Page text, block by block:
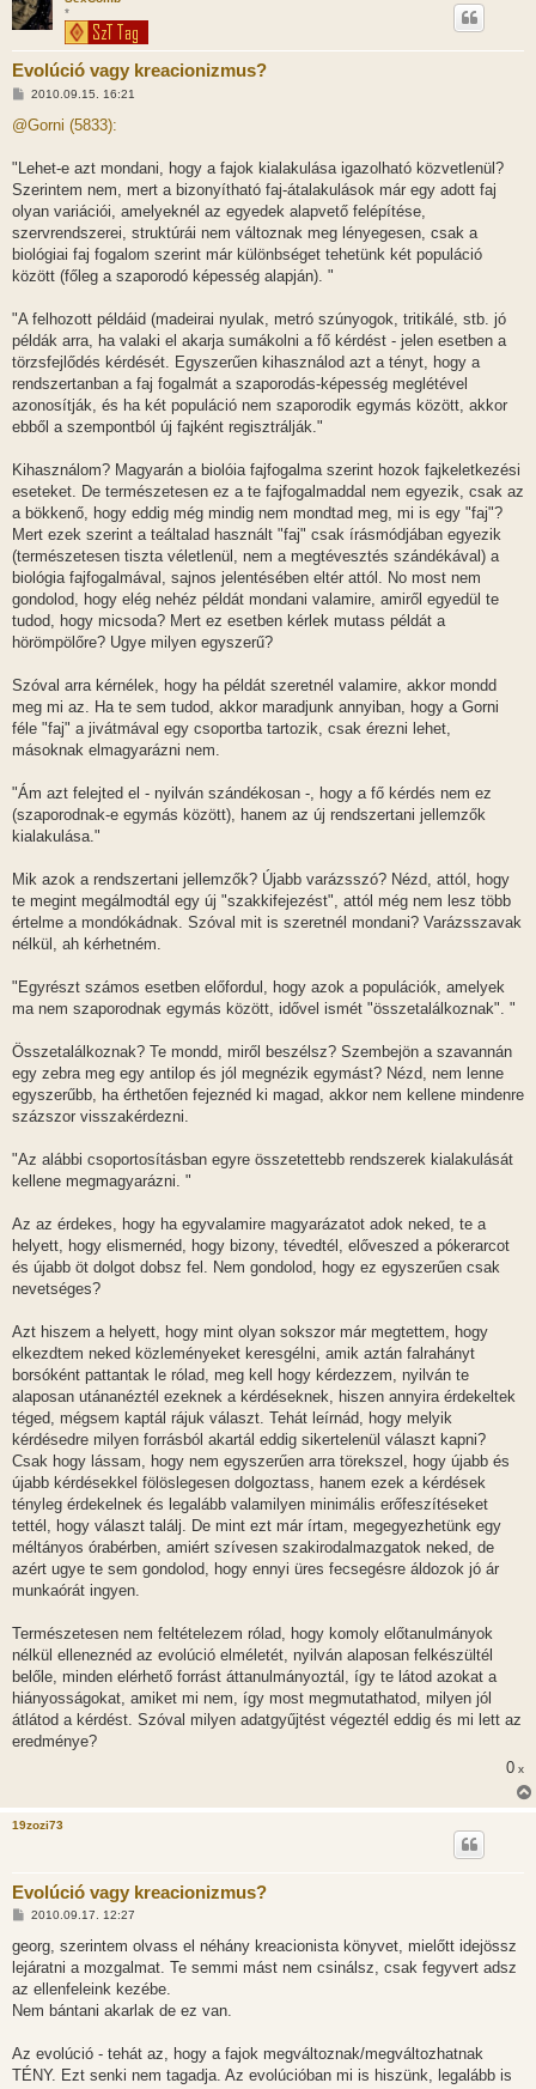
*
Evolúció vagy kreacionizmus?
H
z
s
ó
l
á
s
2010.09.15. 16:21
@Gorni (5833):
"Lehet-e azt mondani, hogy a fajok kialakulása igazolható közvetlenül?
Szerintem nem, mert a bizonyítható faj-átalakulások már egy adott faj
olyan variációi, amelyeknél az egyedek alapvető felépítése,
szervrendszerei, struktúrái nem változnak meg lényegesen, csak a
biológiai faj fogalom szerint már különbséget tehetünk két populáció
között (főleg a szaporodó képesség alapján). "
"A felhozott példáid (madeirai nyulak, metró szúnyogok, tritikálé, stb. jó
példák arra, ha valaki el akarja sumákolni a fő kérdést - jelen esetben a
törzsfejlődés kérdését. Egyszerűen kihasználod azt a tényt, hogy a
rendszertanban a faj fogalmát a szaporodás-képesség meglétével
azonosítják, és ha két populáció nem szaporodik egymás között, akkor
ebből a szempontból új fajként regisztrálják."
Kihasználom? Magyarán a biolóia fajfogalma szerint hozok fajkeletkezési
eseteket. De természetesen ez a te fajfogalmaddal nem egyezik, csak az
a bökkenő, hogy eddig még mindig nem mondtad meg, mi is egy "faj"?
Mert ezek szerint a teáltalad használt "faj" csak írásmódjában egyezik
(természetesen tiszta véletlenül, nem a megtévesztés szándékával) a
biológia fajfogalmával, sajnos jelentésében eltér attól. No most nem
gondolod, hogy elég nehéz példát mondani valamire, amiről egyedül te
tudod, hogy micsoda? Mert ez esetben kérlek mutass példát a
hörömpölőre? Ugye milyen egyszerű?
Szóval arra kérnélek, hogy ha példát szeretnél valamire, akkor mondd
meg mi az. Ha te sem tudod, akkor maradjunk annyiban, hogy a Gorni
féle "faj" a jivátmával egy csoportba tartozik, csak érezni lehet,
másoknak elmagyarázni nem.
"Ám azt felejted el - nyilván szándékosan -, hogy a fő kérdés nem ez
(szaporodnak-e egymás között), hanem az új rendszertani jellemzők
kialakulása."
Mik azok a rendszertani jellemzők? Újabb varázsszó? Nézd, attól, hogy
te megint megálmodtál egy új "szakkifejezést", attól még nem lesz több
értelme a mondókádnak. Szóval mit is szeretnél mondani? Varázsszavak
nélkül, ah kérhetném.
"Egyrészt számos esetben előfordul, hogy azok a populációk, amelyek
ma nem szaporodnak egymás között, idővel ismét "összetalálkoznak". "
Összetalálkoznak? Te mondd, miről beszélsz? Szembejön a szavannán
egy zebra meg egy antilop és jól megnézik egymást? Nézd, nem lenne
egyszerűbb, ha érthetően fejeznéd ki magad, akkor nem kellene mindenre
százszor visszakérdezni.
"Az alábbi csoportosításban egyre összetettebb rendszerek kialakulását
kellene megmagyarázni. "
Az az érdekes, hogy ha egyvalamire magyarázatot adok neked, te a
helyett, hogy elismernéd, hogy bizony, tévedtél, előveszed a pókerarcot
és újabb öt dolgot dobsz fel. Nem gondolod, hogy ez egyszerűen csak
nevetséges?
Azt hiszem a helyett, hogy mint olyan sokszor már megtettem, hogy
elkezdtem neked közleményeket keresgélni, amik aztán falrahányt
borsóként pattantak le rólad, meg kell hogy kérdezzem, nyilván te
alaposan utánanéztél ezeknek a kérdéseknek, hiszen annyira érdekeltek
téged, mégsem kaptál rájuk választ. Tehát leírnád, hogy melyik
kérdésedre milyen forrásból akartál eddig sikertelenül választ kapni?
Csak hogy lássam, hogy nem egyszerűen arra törekszel, hogy újabb és
újabb kérdésekkel fölöslegesen dolgoztass, hanem ezek a kérdések
tényleg érdekelnek és legalább valamilyen minimális erőfeszítéseket
tettél, hogy választ találj. De mint ezt már írtam, megegyezhetünk egy
méltányos órabérben, amiért szívesen szakirodalmazgatok neked, de
azért ugye te sem gondolod, hogy ennyi üres fecsegésre áldozok jó ár
munkaórát ingyen.
Természetesen nem feltételezem rólad, hogy komoly előtanulmányok
nélkül elleneznéd az evolúció elméletét, nyilván alaposan felkészültél
belőle, minden elérhető forrást áttanulmányoztál, így te látod azokat a
hiányosságokat, amiket mi nem, így most megmutathatod, milyen jól
átlátod a kérdést. Szóval milyen adatgyűjtést végeztél eddig és mi lett az
eredménye?
0 x
19zozi73
Evolúció vagy kreacionizmus?
H
z
á
s
ó
s
2010.09.17. 12:27
georg, szerintem olvass el néhány kreacionista könyvet, mielőtt idejössz
lejáratni a mozgalmat. Te semmi mást nem csinálsz, csak fegyvert adsz
az ellenfeleink kezébe.
Nem bántani akarlak de ez van.
Az evolúció - tehát az, hogy a fajok megváltoznak/megváltozhatnak
TÉNY. Ezt senki nem tagadja. Az evolúcióban mi is hiszünk, legalább is